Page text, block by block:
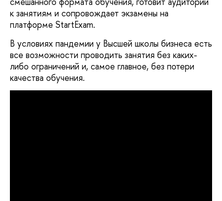
к занятиям и сопровождает экзамены на
платформе StartExam.
В условиях пандемии у Высшей школы бизнеса есть
все возможности проводить занятия без каких-
либо ограничений и, самое главное, без потери
качества обучения.